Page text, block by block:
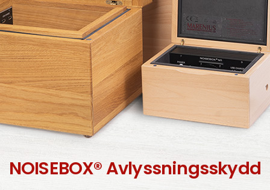
NOISEBOX® Avlyssningsskydd